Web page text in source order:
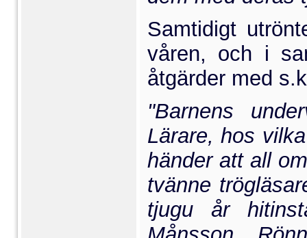
Samtidigt
våren, och i
åtgärder med
"Barnens
Lärare, hos
händer att all
tvänne
tjugu år